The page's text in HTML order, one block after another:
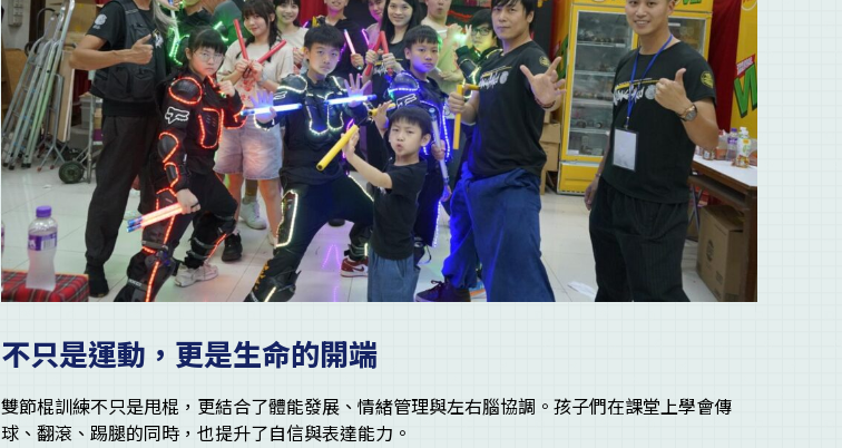
不只是運動，更是生命的開端
雙節棍訓練不只是甩棍，更結合了體能發展、情緒管理與左右腦協調。孩子們在課堂上學會傳
球、翻滾、踢腿的同時，也提升了自信與表達能力。